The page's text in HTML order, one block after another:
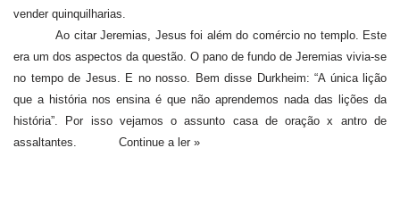
vender quinquilharias.
Ao citar Jeremias, Jesus foi além do comércio no templo. Este
era um dos aspectos da questão. O pano de fundo de Jeremias vivia-se
no tempo de Jesus. E no nosso. Bem disse Durkheim: “A única lição
que a história nos ensina é que não aprendemos nada das lições da
história”. Por isso vejamos o assunto casa de oração x antro de
assaltantes.
Continue a ler »